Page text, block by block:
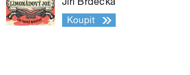
Koupit